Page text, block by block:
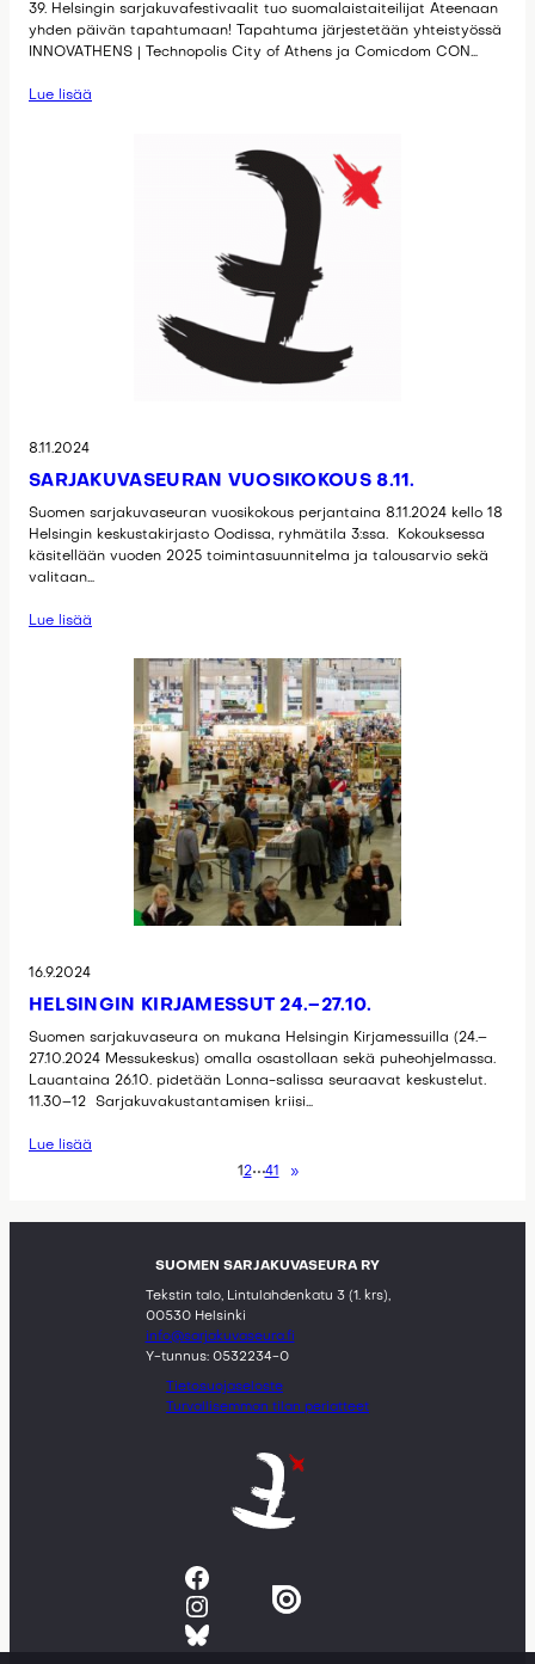
39. Helsingin sarjakuvafestivaalit tuo suomalaistaiteilijat Ateenaan
yhden päivän tapahtumaan! Tapahtuma järjestetään yhteistyössä
INNOVATHENS | Technopolis City of Athens ja Comicdom CON…
Lue lisää
8.11.2024
SARJAKUVASEURAN VUOSIKOKOUS 8.11.
Suomen sarjakuvaseuran vuosikokous perjantaina 8.11.2024 kello 18
Helsingin keskustakirjasto Oodissa, ryhmätila 3:ssa. Kokouksessa
käsitellään vuoden 2025 toimintasuunnitelma ja talousarvio sekä
valitaan…
Lue lisää
16.9.2024
HELSINGIN KIRJAMESSUT 24.–27.10.
Suomen sarjakuvaseura on mukana Helsingin Kirjamessuilla (24.–
27.10.2024 Messukeskus) omalla osastollaan sekä puheohjelmassa.
Lauantaina 26.10. pidetään Lonna-salissa seuraavat keskustelut.
11.30–12 Sarjakuvakustantamisen kriisi…
Lue lisää
12 41 »
SUOMEN SARJAKUVASEURA RY
Tekstin talo, Lintulahdenkatu 3 (1. krs),
00530 Helsinki
info@sarjakuvaseura.fi
Y-tunnus: 0532234-0
Tietosuojaseloste
Turvallisemman tilan periatteet
Facebook
Instagram
Bluesky